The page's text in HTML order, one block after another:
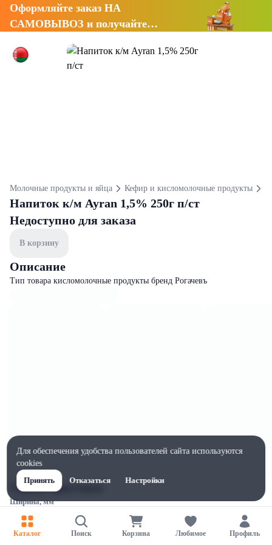
Оформляйте заказ НА
САМОВЫВОЗ и получайте
Молочные продукты и яйца Кефир и кисломолочные продукты
Напиток к/м Ayran 1,5% 250г п/ст
Недоступно для заказа
В корзину
Описание
Тип товара кисломолочные продукты бренд Рогачевъ
Характеристики
Ширина, мм
Высота, мм
Каталог Поиск Корзина Любимое Профиль
Для обеспечения удобства пользователей сайта используются
cookies
Принять
Отказаться Настройки